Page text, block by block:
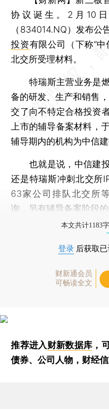
协议诞生。2月10
（834014.NQ）发布公
投资有限公司（下称“
北交所受理材料。
特瑞斯主营业务是燃
备的研发、生产和销售
交了向不特定合格投资
上市的辅导备案材料，
辅导期内的机构为中信建
也就是说，中信建投
还是特瑞斯冲刺北交所
63家公司排队北交所
询，另有辅导备案阶段
本文共计1183
登录 后获取
财新通会员
可畅读全文
推荐进入财新数据库 ，
债券、公司人物，财经信